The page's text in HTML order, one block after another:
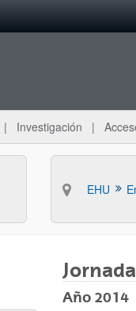
Investigación
EHU
Año 2014